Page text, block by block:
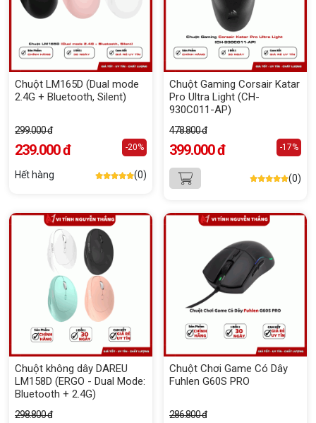
Chuột LM165D (Dual mode
2.4G + Bluetooth, Silent)
299.000 đ
239.000 đ -20%
Hết hàng (0)
Chuột Gaming Corsair Katar
Pro Ultra Light (CH-
930C011-AP)
478.800 đ
399.000 đ -17%
(0)
Chuột không dây DAREU
LM158D (ERGO - Dual Mode:
Bluetooth + 2.4G)
298.800 đ
Chuột Chơi Game Có Dây
Fuhlen G60S PRO
286.800 đ